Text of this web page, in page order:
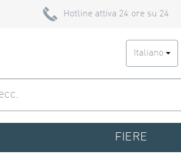
Hotline attiva 24 ore su 24
Italiano
FIERE